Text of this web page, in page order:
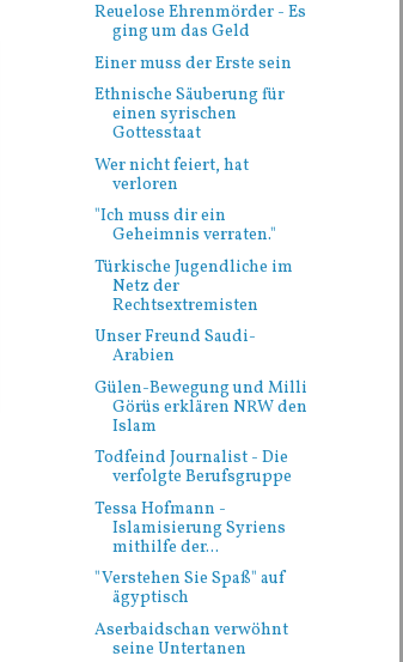
Reuelose Ehrenmörder - Es
ging um das Geld
Einer muss der Erste sein
Ethnische Säuberung für
einen syrischen
Gottesstaat
Wer nicht feiert, hat
verloren
"Ich muss dir ein
Geheimnis verraten."
Türkische Jugendliche im
Netz der
Rechtsextremisten
Unser Freund Saudi-
Arabien
Gülen-Bewegung und Milli
Görüs erklären NRW den
Islam
Todfeind Journalist - Die
verfolgte Berufsgruppe
Tessa Hofmann -
Islamisierung Syriens
mithilfe der...
"Verstehen Sie Spaß" auf
ägyptisch
Aserbaidschan verwöhnt
seine Untertanen